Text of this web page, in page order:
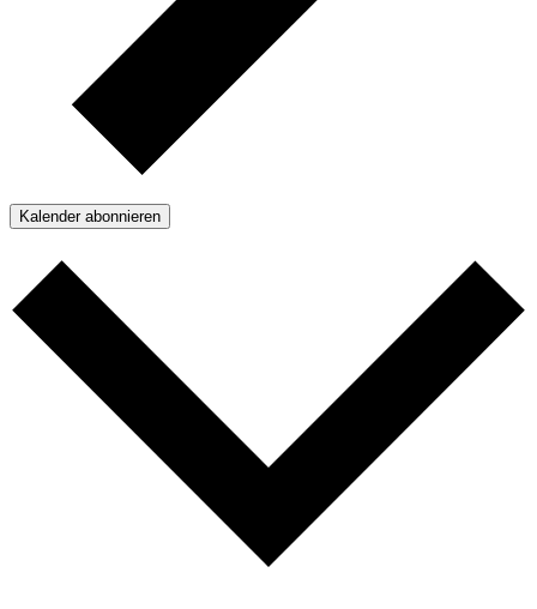
Kalender abonnieren